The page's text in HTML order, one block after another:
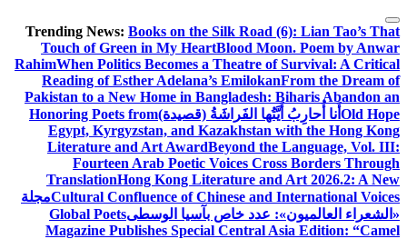
التجاوز
إلى
المحتوى
Trending News: Books on the Silk Road (6): Lian Tao’s That
Touch of Green in My HeartBlood Moon. Poem by Anwar
RahimWhen Politics Becomes a Theatre of Survival: A Critical
Reading of Esther Adelana’s EmilokanFrom the Dream of
Pakistan to a New Home in Bangladesh: Biharis Abandon an
Old Hope أَنا أُحارِبُ أَيَّتُها الفَراشَةُ (قصيدة)Honoring Poets from
Egypt, Kyrgyzstan, and Kazakhstan with the Hong Kong
Literature and Art AwardBeyond the Language, Vol. III:
Fourteen Arab Poetic Voices Cross Borders Through
TranslationHong Kong Literature and Art 2026.2: A New
Cultural Confluence of Chinese and International Voicesمجلة
«الشعراء العالميون»: عدد خاص بآسيا الوسطىGlobal Poets
Magazine Publishes Special Central Asia Edition: “Camel